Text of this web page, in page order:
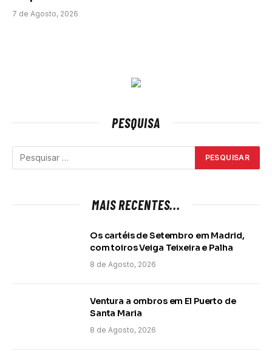
7 de Agosto, 2026
PESQUISA
MAIS RECENTES...
Os cartéis de Setembro em Madrid,
com toiros Veiga Teixeira e Palha
8 de Agosto, 2026
Ventura a ombros em El Puerto de
Santa Maria
8 de Agosto, 2026